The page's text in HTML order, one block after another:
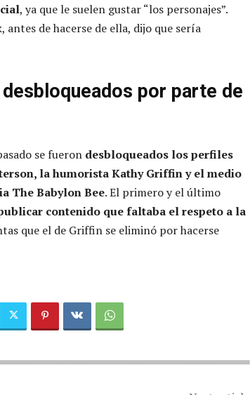
, ya que le suelen gustar “los personajes”.
antes de hacerse de ella, dijo que sería
por parte de
se fueron desbloqueados los perfiles
la humorista Kathy Griffin y el medio
The Babylon Bee. El primero y el último
contenido que faltaba el respeto a la
que el de Griffin se eliminó por hacerse